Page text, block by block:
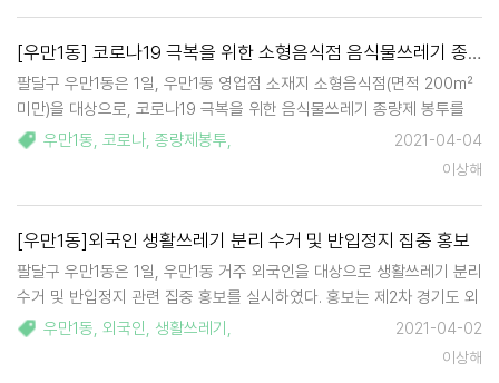
[우만1동] 코로나19 극복을 위한 소형음식점 음식물쓰레기 종량제 봉투 지원
팔달구 우만1동은 1일, 우만1동 영업점 소재지 소형음식점(면적 200㎡
미만)을 대상으로, 코로나19 극복을 위한 음식물쓰레기 종량제 봉투를
지원하였다. 지원은 업소당 10리터 72매기준으로 4월 30일까지 이루어
질 예정이다. 우만1동장은 "코로나19가 장기화 됨에 따라 소상공인들이
우만1동, 코로나, 종량제봉투,
2021-04-04
이상해
[우만1동]외국인 생활쓰레기 분리 수거 및 반입정지 집중 홍보
팔달구 우만1동은 1일, 우만1동 거주 외국인을 대상으로 생활쓰레기 분리
수거 및 반입정지 관련 집중 홍보를 실시하였다. 홍보는 제2차 경기도 외
국인 재난기본소득 신청 기간인 4월 30일까지 실시할 예정이다. 생활쓰
레기 반입 정지 처분은 수원시와 '수원시자원회수시설 주민지원협의
우만1동, 외국인, 생활쓰레기 ,
2021-04-02
이상해